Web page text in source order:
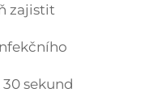
zajistit
sekund